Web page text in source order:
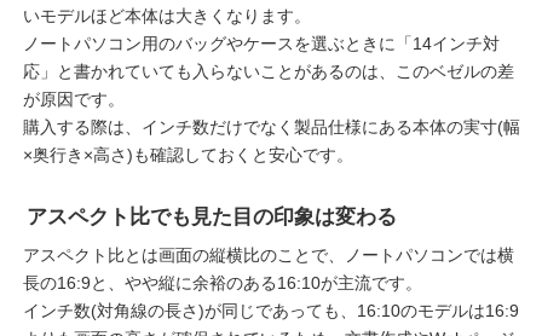
いモデルほど本体は大きくなります。
ノートパソコン用のバッグやケースを選ぶときに「14インチ対
応」と書かれていても入らないことがあるのは、このベゼルの差
が原因です。
購入する際は、インチ数だけでなく製品仕様にある本体の実寸(幅
×奥行き×高さ)も確認しておくと安心です。
アスペクト比でも見た目の印象は変わる
アスペクト比とは画面の縦横比のことで、ノートパソコンでは横
長の16:9と、やや縦に余裕のある16:10が主流です。
インチ数(対角線の長さ)が同じであっても、16:10のモデルは16:9